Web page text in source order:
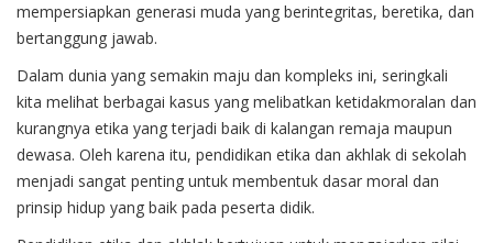
mempersiapkan generasi muda yang berintegritas, beretika, dan
bertanggung jawab.
Dalam dunia yang semakin maju dan kompleks ini, seringkali
kita melihat berbagai kasus yang melibatkan ketidakmoralan dan
kurangnya etika yang terjadi baik di kalangan remaja maupun
dewasa. Oleh karena itu, pendidikan etika dan akhlak di sekolah
menjadi sangat penting untuk membentuk dasar moral dan
prinsip hidup yang baik pada peserta didik.